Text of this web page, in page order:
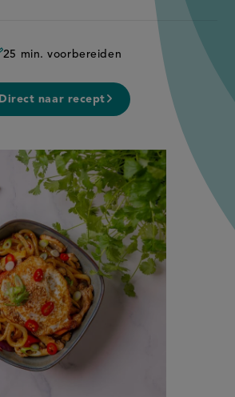
25 min. voorbereiden
Direct naar recept